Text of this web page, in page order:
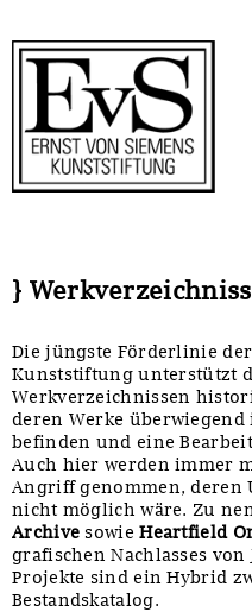
}
Die jüngste Förderlinie
Kunststiftung unterstützt
Werkverzeichnissen
deren Werke
befinden und eine
Auch hier werden immer
Angriff genommen, deren
nicht möglich wäre. Zu
Archive sowieHeartfield
grafischen Nachlasses
Projekte sind ein Hybrid
Bestandskatalog.
Förderphilosophie
Gremien
Stellenangebote
Ankauf
Restaurierungen
UKRAINE-Förderlinie
Zwischenfinanzierung